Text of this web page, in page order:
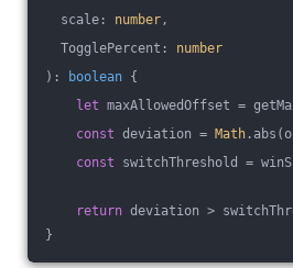
scale: number,
TogglePercent: number
):
boolean {
let maxAllowedOffset =
const deviation = Math
const switchThreshold =
return deviation >
}